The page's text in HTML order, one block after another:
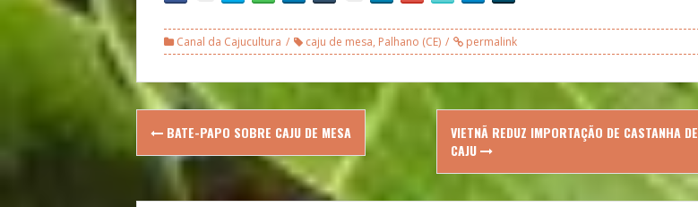
Canal da Cajucultura caju de mesa, Palhano (CE) permalink
Post
navigation
BATE-PAPO SOBRE CAJU DE MESA
VIETNÃ REDUZ IMPORTAÇÃO DE CASTANHA DE
CAJU